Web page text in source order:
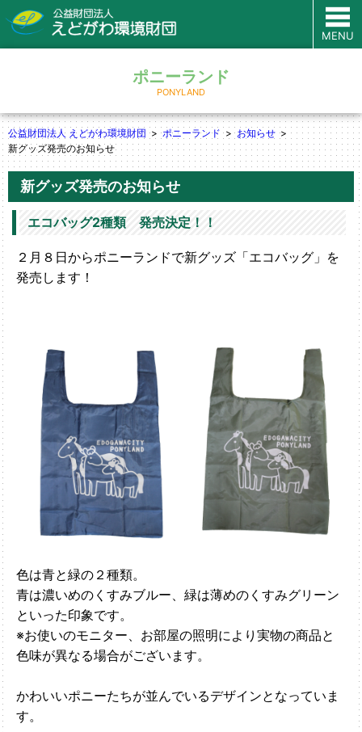
MENU
ポニーランド
PONYLAND
公益財団法人 えどがわ環境財団 ポニーランド
お知らせ
新グッズ発売のお知らせ
新グッズ発売のお知らせ
エコバッグ2種類 発売決定！！
２月８日からポニーランドで新グッズ「エコバッグ」を
発売します！
色は青と緑の２種類。
青は濃いめのくすみブルー、緑は薄めのくすみグリーン
といった印象です。
※お使いのモニター、お部屋の照明により実物の商品と
色味が異なる場合がございます。
かわいいポニーたちが並んでいるデザインとなっていま
す。